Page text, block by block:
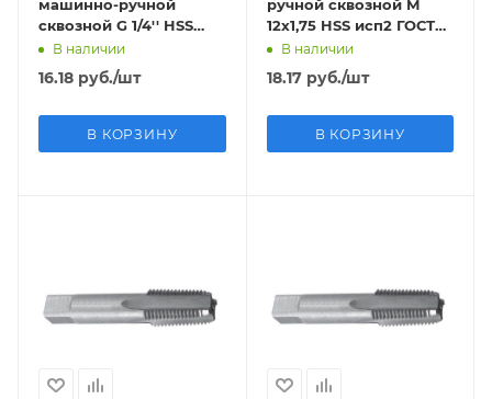
машинно-ручной
сквозной G 1/4'' HSS
исп1 ГОСТ 3266-81
В наличии
16.18 руб./шт
В КОРЗИНУ
ручной сквозной М
12х1,75 HSS исп2 ГОСТ
3266-81
В наличии
18.17руб./шт
В КОРЗИНУ